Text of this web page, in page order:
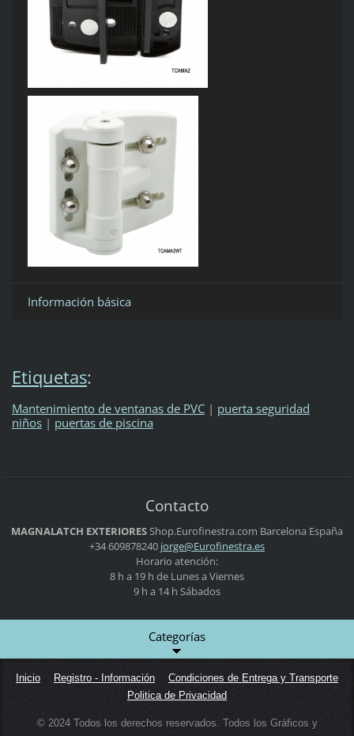
Información básica
Etiquetas:
Mantenimiento de ventanas de PVC | puerta seguridad
niños | puertas de piscina
Contacto
MAGNALATCH EXTERIORESShop.Eurofinestra.com Barcelona España
+34 609878240 jorge@Eurofinestra.es
Horario atención:
8 h a 19 h de Lunes a Viernes
9 h a 14 h Sábados
Categorías
Inicio Registro - Información
Condiciones de Entrega y Transporte
Politica de Privacidad
© 2024 Todos los derechos reservados. Todos los Gráficos y